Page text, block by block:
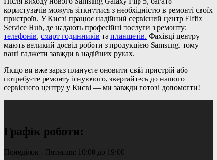
користувачів можуть зіткнутися з необхідністю в ремонті своїх
пристроїв. У Києві працює надійний сервісний центр Elffix
Service Hub, де надають професійні послуги з ремонту:
телефонів, смарт годинників та планшетів. Фахівці центру
мають великий досвід роботи з продукцією Samsung, тому
ваші гаджети завжди в надійних руках.
Якщо ви вже зараз плануєте оновити свій пристрій або
потребуєте ремонту існуючого, звертайтесь до нашого
сервісного центру у Києві — ми завжди готові допомогти!
Графік роботи:
Понеділок - Пятниця: 10:00 до 19:00